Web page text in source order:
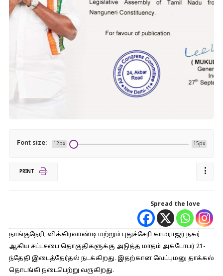
Font size: 12px 15px
PRINT
Spread the love
நாங்குநேரி, விக்கிரவாண்டி மற்றும் புதுச்சேரி காமராஜர் நகர்
ஆகிய சட்டசபை தொகுதிகளுக்கு அடுத்த மாதம் அக்டோபர் 21-
ந்தேதி இடைத்தேர்தல் நடக்கிறது. இதற்கான வேட்புமனு தாக்கல்
தொடங்கி நடைபெற்று வருகிறது.